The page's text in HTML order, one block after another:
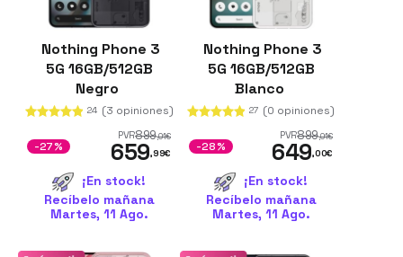
Nothing Phone 3
5G 16GB/512GB
Negro
24 (3 opiniones)
PVR899,01€
659,99€
-27%
¡En stock!
Recíbelo mañana
Martes, 11 Ago.
Nothing Phone 3
5G 16GB/512GB
Blanco
27 (0 opiniones)
PVR899,01€
649,00€
-28%
¡En stock!
Recíbelo mañana
Martes, 11 Ago.